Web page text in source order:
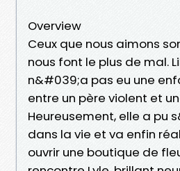
Overview
Ceux que nous aimons
nous font le plus de mal.
n&#039;a pas eu une
entre un père violent et
Heureusement, elle a pu
dans la vie et va enfin
ouvrir une boutique de